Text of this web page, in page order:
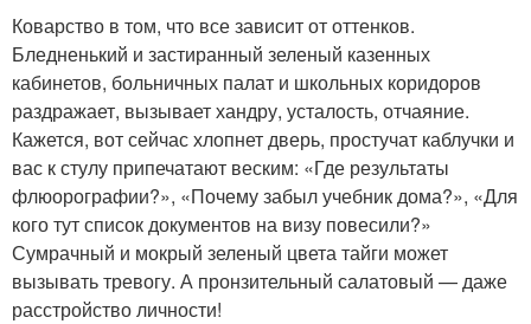
Коварство в том, что все зависит от оттенков.
Бледненький и застиранный зеленый казенных
кабинетов, больничных палат и школьных коридоров
раздражает, вызывает хандру, усталость, отчаяние.
Кажется, вот сейчас хлопнет дверь, простучат каблучки и
вас к стулу припечатают веским: «Где результаты
флюорографии?», «Почему забыл учебник дома?», «Для
кого тут список документов на визу повесили?»
Сумрачный и мокрый зеленый цвета тайги может
вызывать тревогу. А пронзительный салатовый — даже
расстройство личности!